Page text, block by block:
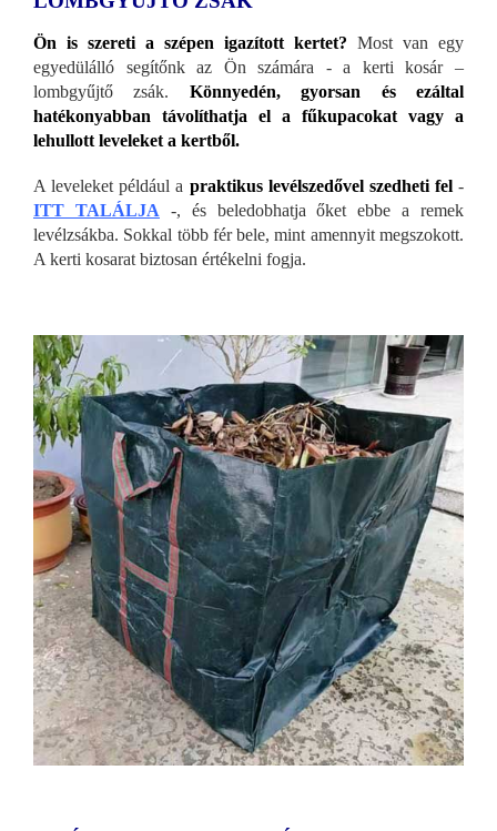
Ön is szereti a szépen igazított kertet? Most van egy
egyedülálló segítőnk az Ön számára - a kerti kosár –
lombgyűjtő zsák. Könnyedén, gyorsan és ezáltal
hatékonyabban távolíthatja el a fűkupacokat vagy a
lehullott leveleket a kertből.
A leveleket például a praktikus levélszedővel szedheti fel -
ITT TALÁLJA -, és beledobhatja őket ebbe a remek
levélzsákba. Sokkal több fér bele, mint amennyit megszokott.
A kerti kosarat biztosan értékelni fogja.